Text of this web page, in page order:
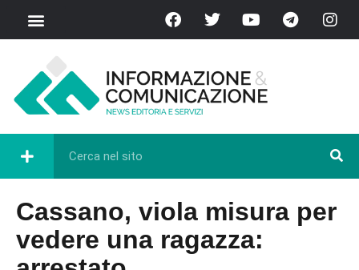
Cassano, viola misura per
vedere una ragazza: